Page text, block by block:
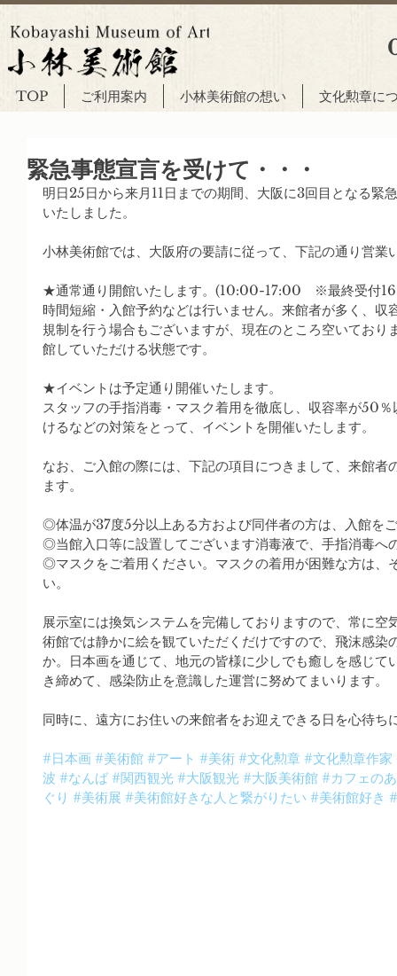
TOP ご利用案内 小林美術館の想い 文化勲章に
緊急事態宣言を受けて・・・
明日25日から来月11日までの期間、大阪に3回目となる緊
いたしました。
小林美術館では、大阪府の要請に従って、下記の通り営業
★通常通り開館いたします。(10:00-17:00　※最終受付
時間短縮・入館予約などは行いません。来館者が多く、
規制を行う場合もございますが、現在のところ空いており
館していただける状態です。
★イベントは予定通り開催いたします。
スタッフの手指消毒・マスク着用を徹底し、収容率が50
けるなどの対策をとって、イベントを開催いたします。
なお、ご入館の際には、下記の項目につきまして、来館者
ます。
◎体温が37度5分以上ある方および同伴者の方は、入館を
◎当館入口等に設置してございます消毒液で、手指消毒へ
◎マスクをご着用ください。マスクの着用が困難な方は、
い。
展示室には換気システムを完備しておりますので、常に空
術館では静かに絵を観ていただくだけですので、飛沫感染
か。日本画を通じて、地元の皆様に少しでも癒しを感じて
き締めて、感染防止を意識した運営に努めてまいります。
同時に、遠方にお住いの来館者をお迎えできる日を心待ち
#日本画 #美術館 #アート #美術 #文化勲章 #文化勲章作家
波 #なんば #関西観光 #大阪観光 #大阪美術館 #カフェの
ぐり #美術展 #美術館好きな人と繋がりたい #美術館好き